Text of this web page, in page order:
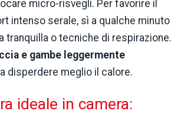
micro-risvegli. Per favorire il
intenso serale, sì a qualche minuto
tranquilla o tecniche di respirazione.
e gambe leggermente
disperdere meglio il calore.
ideale in camera: